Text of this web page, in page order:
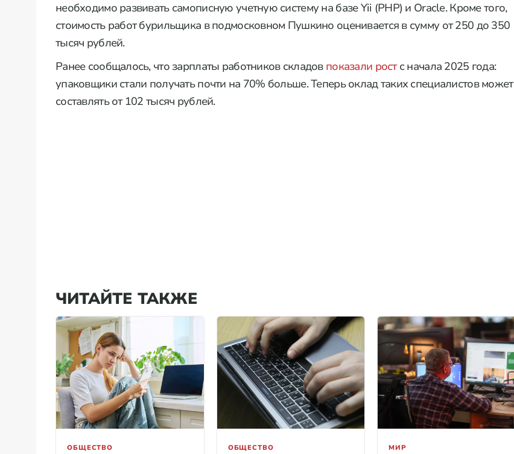
необходимо развивать самописную учетную систему на базе Yii (PHP) и Oracle. Кроме того,
стоимость работ бурильщика в подмосковном Пушкино оценивается в сумму от 250 до 350
тысяч рублей.
Ранее сообщалось, что зарплаты работников складов показали ростс начала 2025 года:
упаковщики стали получать почти на 70% больше. Теперь оклад таких специалистов может
составлять от 102 тысяч рублей.
ЧИТАЙТЕ ТАКЖЕ
ОБЩЕСТВО ОБЩЕСТВО МИР